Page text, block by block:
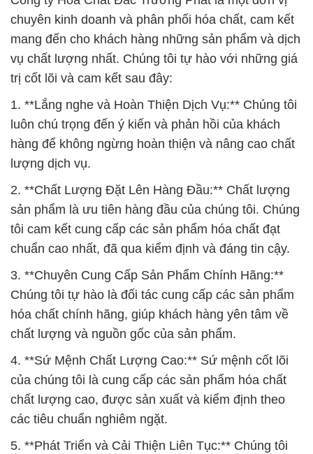
chuyên kinh doanh và phân phối hóa chất, cam kết
mang đến cho khách hàng những sản phẩm và dịch
vụ chất lượng nhất. Chúng tôi tự hào với những giá
trị cốt lõi và cam kết sau đây:
1. **Lắng nghe và Hoàn Thiện Dịch Vụ:** Chúng tôi
luôn chú trọng đến ý kiến và phản hồi của khách
hàng để không ngừng hoàn thiện và nâng cao chất
lượng dịch vụ.
2. **Chất Lượng Đặt Lên Hàng Đầu:** Chất lượng
sản phẩm là ưu tiên hàng đầu của chúng tôi. Chúng
tôi cam kết cung cấp các sản phẩm hóa chất đạt
chuẩn cao nhất, đã qua kiểm định và đáng tin cậy.
3. **Chuyên Cung Cấp Sản Phẩm Chính Hãng:**
Chúng tôi tự hào là đối tác cung cấp các sản phẩm
hóa chất chính hãng, giúp khách hàng yên tâm về
chất lượng và nguồn gốc của sản phẩm.
4. **Sứ Mệnh Chất Lượng Cao:** Sứ mệnh cốt lõi
của chúng tôi là cung cấp các sản phẩm hóa chất
chất lượng cao, được sản xuất và kiểm định theo
các tiêu chuẩn nghiêm ngặt.
5. **Phát Triển và Cải Thiện Liên Tục:** Chúng tôi